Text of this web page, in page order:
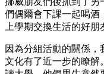
們偶爾會下課一起喝酒
上學期交換生活的好朋
因為分組活動的關係，
文化有了近一步的瞭解